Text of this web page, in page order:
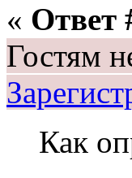
« Ответ
Гостям
Как